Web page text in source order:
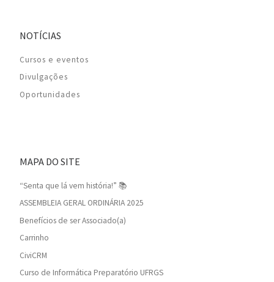
NOTÍCIAS
Cursos e eventos
Divulgações
Oportunidades
MAPA DO SITE
“Senta que lá vem história!” 📚
ASSEMBLEIA GERAL ORDINÁRIA 2025
Benefícios de ser Associado(a)
Carrinho
CiviCRM
Curso de Informática Preparatório UFRGS